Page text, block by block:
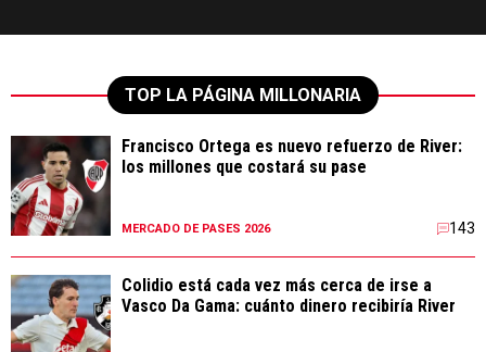
TOP LA PÁGINA MILLONARIA
Francisco Ortega es nuevo refuerzo de River:
los millones que costará su pase
MERCADO DE PASES 2026 143
Colidio está cada vez más cerca de irse a
Vasco Da Gama: cuánto dinero recibiría River